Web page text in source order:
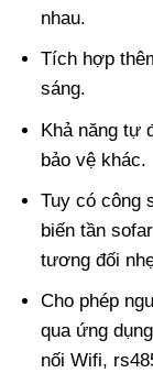
nhau.
Tích hợp
sáng.
Khả năng tự
bảo vệ khác.
Tuy có công
biến tần
tương đối
Cho phép
qua ứng
nối Wifi,